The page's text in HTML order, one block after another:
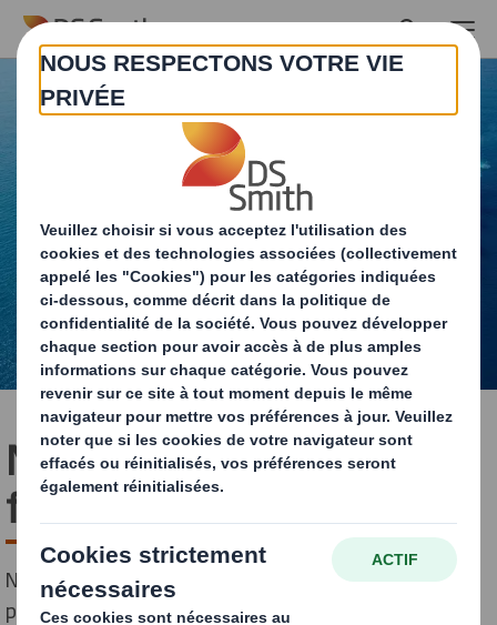
Skip to main content
Normes pour nos
fournisseurs
Nous sommes conscients que nous devons établir des
partenariats avec nos fournisseurs pour garantir les